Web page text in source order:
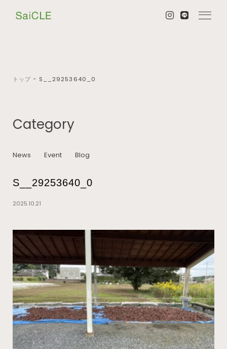
トップ − S__29253640_0
Category
News Event Blog
S__29253640_0
2025.10.21